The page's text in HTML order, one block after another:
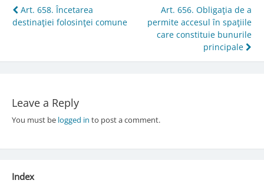
Post
navigation
Art. 658. Încetarea
destinaţiei folosinţei comune
Art. 656. Obligaţia de a
permite accesul în spaţiile
care constituie bunurile
principale
Leave a Reply
You must be logged in to post a comment.
Index